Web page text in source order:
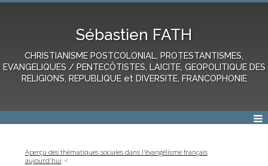
Sébastien FATH
CHRISTIANISME POSTCOLONIAL, PROTESTANTISMES,
EVANGELIQUES / PENTECÔTISTES, LAICITE, GEOPOLITIQUE DES
RELIGIONS, REPUBLIQUE et DIVERSITE, FRANCOPHONIE
Aperçu des thématiques sociales dans l'évangélisme français
aujourd'hui